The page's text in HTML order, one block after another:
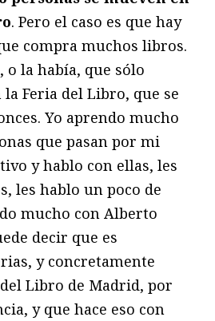
. Pero el caso es que hay
compra muchos libros.
o la había, que sólo
Feria del Libro, que se
Yo aprendo mucho
que pasan por mi
y hablo con ellas, les
les hablo un poco de
mucho con Alberto
decir que es
y concretamente
Libro de Madrid, por
y que hace eso con